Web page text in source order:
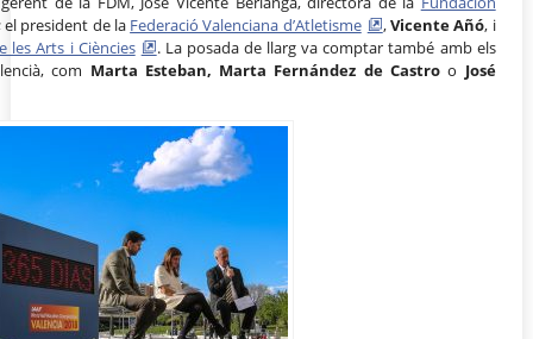
el president de la Federació Valenciana d’Atletisme ,Vicente Añó, i
les Arts i Ciències
. La posada de llarg va comptar també amb els
com Marta Esteban, Marta Fernández de Castro o José